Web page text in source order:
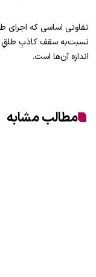
تفاوتی اساسی که
نسبت‌به سقف کاذبِ طلقِ
اندازه آن‌ها است.
مطالب مشابه